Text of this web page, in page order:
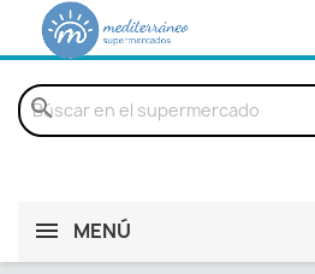
search
MENÚ